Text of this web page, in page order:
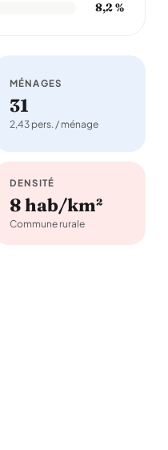
8,2 %
MÉNAGES
31
2,43 pers. / ménage
DENSITÉ
8 hab/km²
Commune rurale